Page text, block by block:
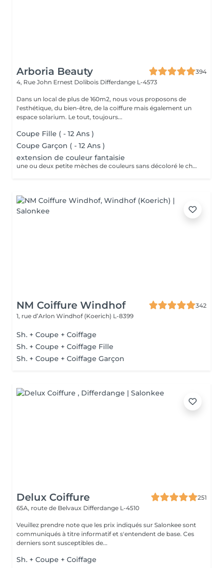
Arboria Beauty
394
4, Rue John Ernest Dolibois Differdange L-4573
Dans un local de plus de 160m2, nous vous proposons de
l'esthétique, du bien-être, de la coiffure mais également un
espace solarium. Le tout, toujours...
Coupe Fille ( - 12 Ans )
Coupe Garçon ( - 12 Ans )
extension de couleur fantaisie
une ou deux petite mèches de couleurs sans décoloré le cheveux 9 euro part mèches posé
NM Coiffure Windhof
342
1, rue d’Arlon Windhof (Koerich) L-8399
Sh. + Coupe + Coiffage
Sh. + Coupe + Coiffage Fille
Sh. + Coupe + Coiffage Garçon
Delux Coiffure
251
65A, route de Belvaux Differdange L-4510
Veuillez prendre note que les prix indiqués sur Salonkee sont
communiqués à titre informatif et s'entendent de base. Ces
derniers sont susceptibles de...
Sh. + Coupe + Coiffage